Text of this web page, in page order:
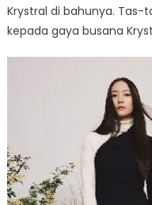
Krystral di bahunya. Tas-
kepada gaya busana